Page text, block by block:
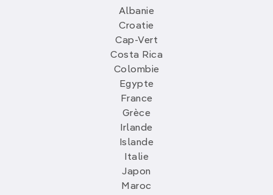
Albanie
Croatie
Cap-Vert
Costa Rica
Colombie
Egypte
France
Grèce
Irlande
Islande
Italie
Japon
Maroc